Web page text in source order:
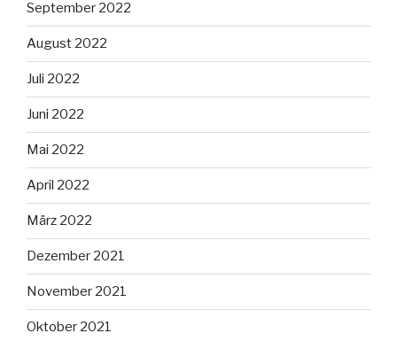
September 2022
August 2022
Juli 2022
Juni 2022
Mai 2022
April 2022
März 2022
Dezember 2021
November 2021
Oktober 2021